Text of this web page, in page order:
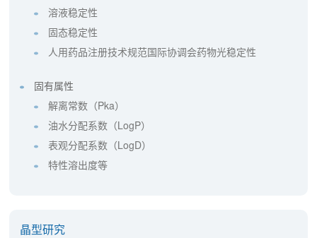
溶液稳定性
固态稳定性
人用药品注册技术规范国际协调会药物光稳定性
固有属性
解离常数（Pka）
油水分配系数（LogP）
表观分配系数（LogD）
特性溶出度等
晶型研究